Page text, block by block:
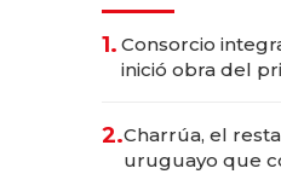
1. Consorcio
inició obra del
millones
2.Charrúa, el
uruguayo que